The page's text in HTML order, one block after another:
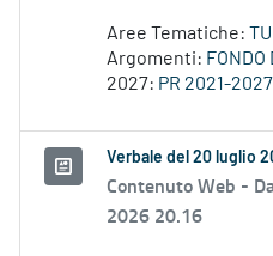
Aree Tematiche:
Argomenti: FONDO
2027: PR 2021-2027
Verbale del 20 luglio
Contenuto Web -
2026 20.16